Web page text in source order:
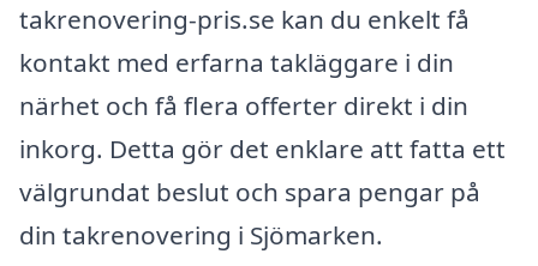
takrenovering-pris.se kan du enkelt få
kontakt med erfarna takläggare i din
närhet och få flera offerter direkt i din
inkorg. Detta gör det enklare att fatta ett
välgrundat beslut och spara pengar på
din takrenovering i Sjömarken.